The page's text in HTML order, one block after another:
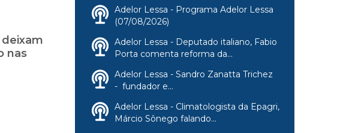
nas
Adelor Lessa - Programa Adelor Lessa
(07/08/2026)
Adelor Lessa - Deputado italiano, Fabio
Porta comenta reforma da...
Adelor Lessa - Sandro Zanatta Trichez
- fundador e...
Adelor Lessa - Climatologista da Epagri,
Márcio Sônego falando...